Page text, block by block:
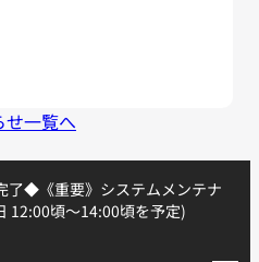
せ一覧へ
◆《重要》システムメンテナ
12:00頃〜14:00頃を予定)